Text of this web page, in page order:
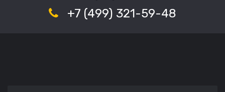
+7 (499) 321-59-48